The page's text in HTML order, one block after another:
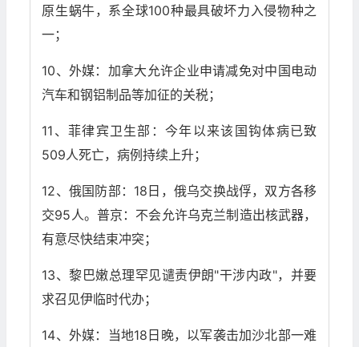
原生蜗牛，系全球100种最具破坏力入侵物种之
一；
10、外媒：加拿大允许企业申请减免对中国电动
汽车和钢铝制品等加征的关税；
11、菲律宾卫生部：今年以来该国钩体病已致
509人死亡，病例持续上升；
12、俄国防部：18日，俄乌交换战俘，双方各移
交95人。普京：不会允许乌克兰制造出核武器，
有意尽快结束冲突；
13、黎巴嫩总理罕见谴责伊朗"干涉内政"，并要
求召见伊临时代办；
14、外媒：当地18日晚，以军袭击加沙北部一难